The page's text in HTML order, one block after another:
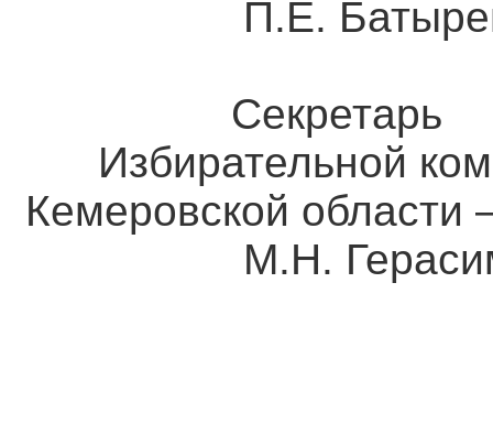
П.Е.
Секретарь
Избирательной
Кемеровской
М.Н.